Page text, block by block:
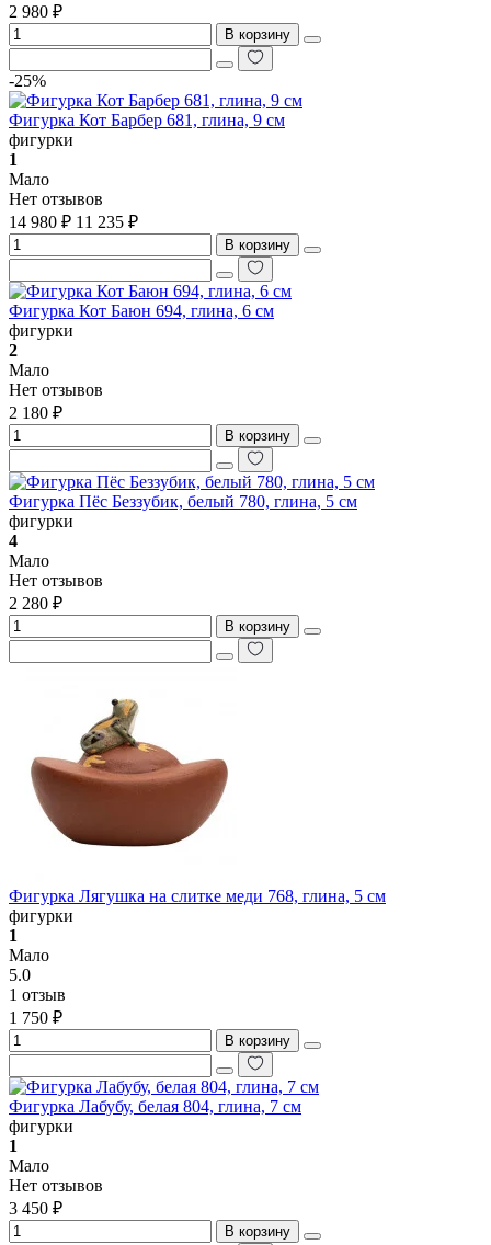
2 980 ₽
В корзину
-25%
Фигурка Кот Барбер 681, глина, 9 см
фигурки
1
Мало
Нет отзывов
14 980 ₽ 11 235 ₽
В корзину
Фигурка Кот Баюн 694, глина, 6 см
фигурки
2
Мало
Нет отзывов
2 180 ₽
В корзину
Фигурка Пёс Беззубик, белый 780, глина, 5 см
фигурки
4
Мало
Нет отзывов
2 280 ₽
В корзину
Фигурка Лягушка на слитке меди 768, глина, 5 см
фигурки
1
Мало
5.0
1 отзыв
1 750 ₽
В корзину
Фигурка Лабубу, белая 804, глина, 7 см
фигурки
1
Мало
Нет отзывов
3 450 ₽
В корзину